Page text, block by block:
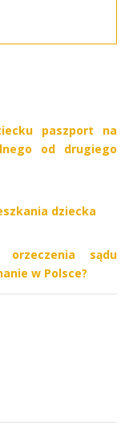
paszport na
od drugiego
dziecka
sądu
w Polsce?